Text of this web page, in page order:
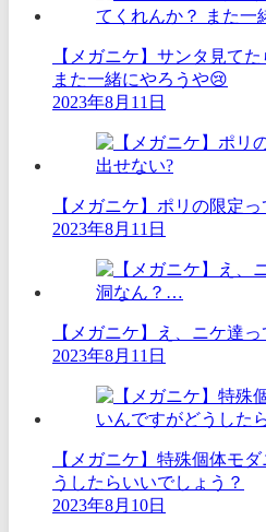
【メガニケ】サンタ見て
また一緒にやろうや😢
2023年8月11日
【メガニケ】ポリの限定
2023年8月11日
【メガニケ】え、ニケ達
2023年8月11日
【メガニケ】特殊個体モ
うしたらいいでしょう？
2023年8月10日